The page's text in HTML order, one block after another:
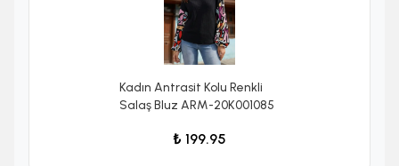
Kadın Antrasit Kolu Renkli
Salaş Bluz ARM-20K001085
₺ 199.95